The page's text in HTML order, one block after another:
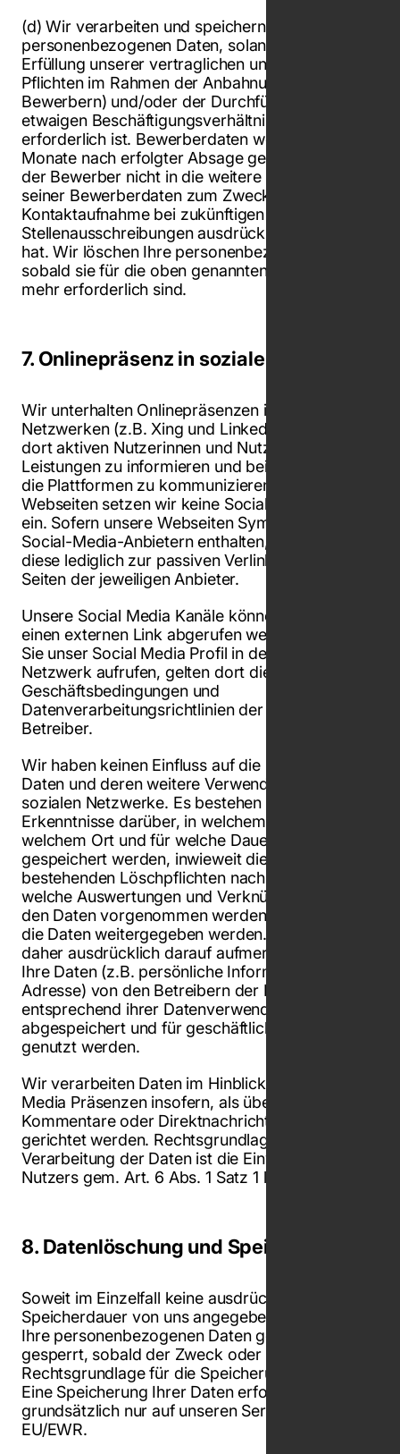
(d) Wir verarbeiten und speichern Ihre
personenbezogenen Daten, solange es für die
Erfüllung unserer vertraglichen und gesetzlichen
Pflichten im Rahmen der Anbahnung (bei
Bewerbern) und/oder der Durchführung eines
etwaigen Beschäftigungsverhältnisses
erforderlich ist. Bewerberdaten werden 6
Monate nach erfolgter Absage gelöscht, sofern
der Bewerber nicht in die weitere Speicherung
seiner Bewerberdaten zum Zwecke der
Kontaktaufnahme bei zukünftigen
Stellenausschreibungen ausdrücklich eingewilligt
hat. Wir löschen Ihre personenbezogenen Daten,
sobald sie für die oben genannten Zwecke nicht
mehr erforderlich sind.
7. Onlinepräsenz in sozialen Medien
Wir unterhalten Onlinepräsenzen in den sozialen
Netzwerken (z.B. Xing und LinkedIn), um die
dort aktiven Nutzerinnen und Nutzer über unsere
Leistungen zu informieren und bei Interesse über
die Plattformen zu kommunizieren. Auf unseren
Webseiten setzen wir keine Social-Media-Plugins
ein. Sofern unsere Webseiten Symbole von
Social-Media-Anbietern enthalten, nutzen wir
diese lediglich zur passiven Verlinkung auf die
Seiten der jeweiligen Anbieter.
Unsere Social Media Kanäle können nur über
einen externen Link abgerufen werden. Sobald
Sie unser Social Media Profil in dem jeweiligen
Netzwerk aufrufen, gelten dort die
Geschäftsbedingungen und
Datenverarbeitungsrichtlinien der jeweiligen
Betreiber.
Wir haben keinen Einfluss auf die Erhebung der
Daten und deren weitere Verwendung durch die
sozialen Netzwerke. Es bestehen keine
Erkenntnisse darüber, in welchem Umfang, an
welchem Ort und für welche Dauer die Daten
gespeichert werden, inwieweit die Netzwerke
bestehenden Löschpflichten nachkommen,
welche Auswertungen und Verknüpfungen mit
den Daten vorgenommen werden und an wen
die Daten weitergegeben werden. Wir machen
daher ausdrücklich darauf aufmerksam, dass
Ihre Daten (z.B. persönliche Informationen, IP-
Adresse) von den Betreibern der Netzwerke
entsprechend ihrer Datenverwendungsrichtlinien
abgespeichert und für geschäftliche Zwecke
genutzt werden.
Wir verarbeiten Daten im Hinblick auf Social
Media Präsenzen insofern, als über diese bspw.
Kommentare oder Direktnachrichten an uns
gerichtet werden. Rechtsgrundlage für die
Verarbeitung der Daten ist die Einwilligung des
Nutzers gem. Art. 6 Abs. 1 Satz 1 lit. a DS- GVO.
8. Datenlöschung und Speicherdauer
Soweit im Einzelfall keine ausdrückliche
Speicherdauer von uns angegeben wird, werden
Ihre personenbezogenen Daten gelöscht oder
gesperrt, sobald der Zweck oder die
Rechtsgrundlage für die Speicherung entfällt.
Eine Speicherung Ihrer Daten erfolgt
grundsätzlich nur auf unseren Servern in der
EU/EWR.